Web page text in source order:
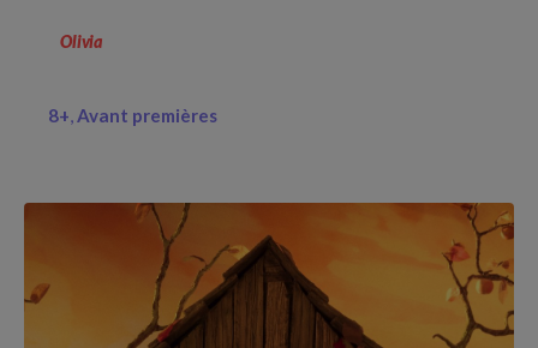
Olivia
8+ Avant premières